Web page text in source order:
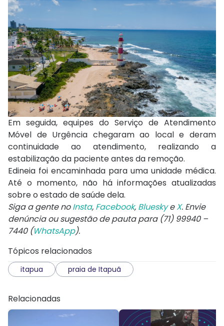
Em seguida, equipes do Serviço de Atendimento
Móvel de Urgência chegaram ao local e deram
continuidade ao atendimento, realizando a
estabilização da paciente antes da remoção.
Edineia foi encaminhada para uma unidade médica.
Até o momento, não há informações atualizadas
sobre o estado de saúde dela.
Siga a gente noInsta, Facebook, BlueskyeX. Envie
denúncia ou sugestão de pauta para (71) 99940 –
7440 (WhatsApp).
Tópicos relacionados
itapua praia de Itapuã
Relacionadas